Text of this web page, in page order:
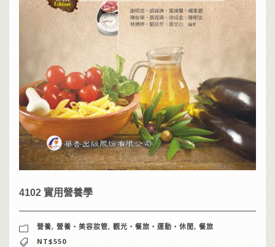
4102 實用營養學
營養, 營養‧美容妝管, 觀光‧餐旅‧運動‧休閒 , 餐旅
NT$550